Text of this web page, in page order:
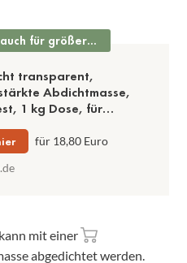
Durch Faserverstärkung auch für größere Risse
transparent,
Abdichtmasse,
1 kg Dose, für
aus Emaille
für 18,80 Euro
mit einer
abgedichtet werden.